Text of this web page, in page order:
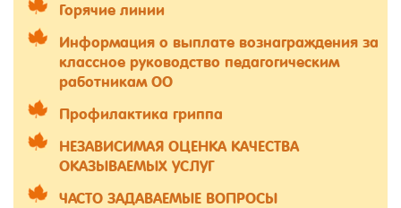
Горячие линии
Информация о выплате вознаграждения за
классное руководство педагогическим
работникам ОО
Профилактика гриппа
НЕЗАВИСИМАЯ ОЦЕНКА КАЧЕСТВА
ОКАЗЫВАЕМЫХ УСЛУГ
ЧАСТО ЗАДАВАЕМЫЕ ВОПРОСЫ